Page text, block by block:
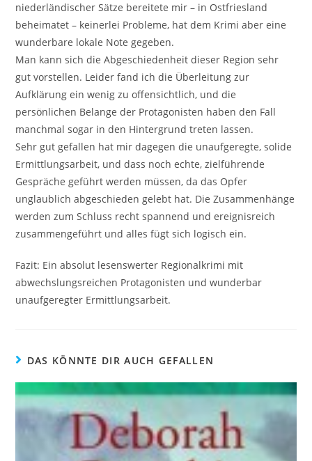
niederländischer Sätze bereitete mir – in Ostfriesland
beheimatet – keinerlei Probleme, hat dem Krimi aber eine
wunderbare lokale Note gegeben.
Man kann sich die Abgeschiedenheit dieser Region sehr
gut vorstellen. Leider fand ich die Überleitung zur
Aufklärung ein wenig zu offensichtlich, und die
persönlichen Belange der Protagonisten haben den Fall
manchmal sogar in den Hintergrund treten lassen.
Sehr gut gefallen hat mir dagegen die unaufgeregte, solide
Ermittlungsarbeit, und dass noch echte, zielführende
Gespräche geführt werden müssen, da das Opfer
unglaublich abgeschieden gelebt hat. Die Zusammenhänge
werden zum Schluss recht spannend und ereignisreich
zusammengeführt und alles fügt sich logisch ein.
Fazit: Ein absolut lesenswerter Regionalkrimi mit
abwechslungsreichen Protagonisten und wunderbar
unaufgeregter Ermittlungsarbeit.
DAS KÖNNTE DIR AUCH GEFALLEN